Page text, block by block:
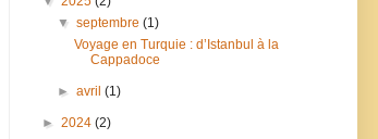
▼septembre(1)
Voyage en Turquie : d’Istanbul à la
Cappadoce
►avril(1)
► 2024 (2)